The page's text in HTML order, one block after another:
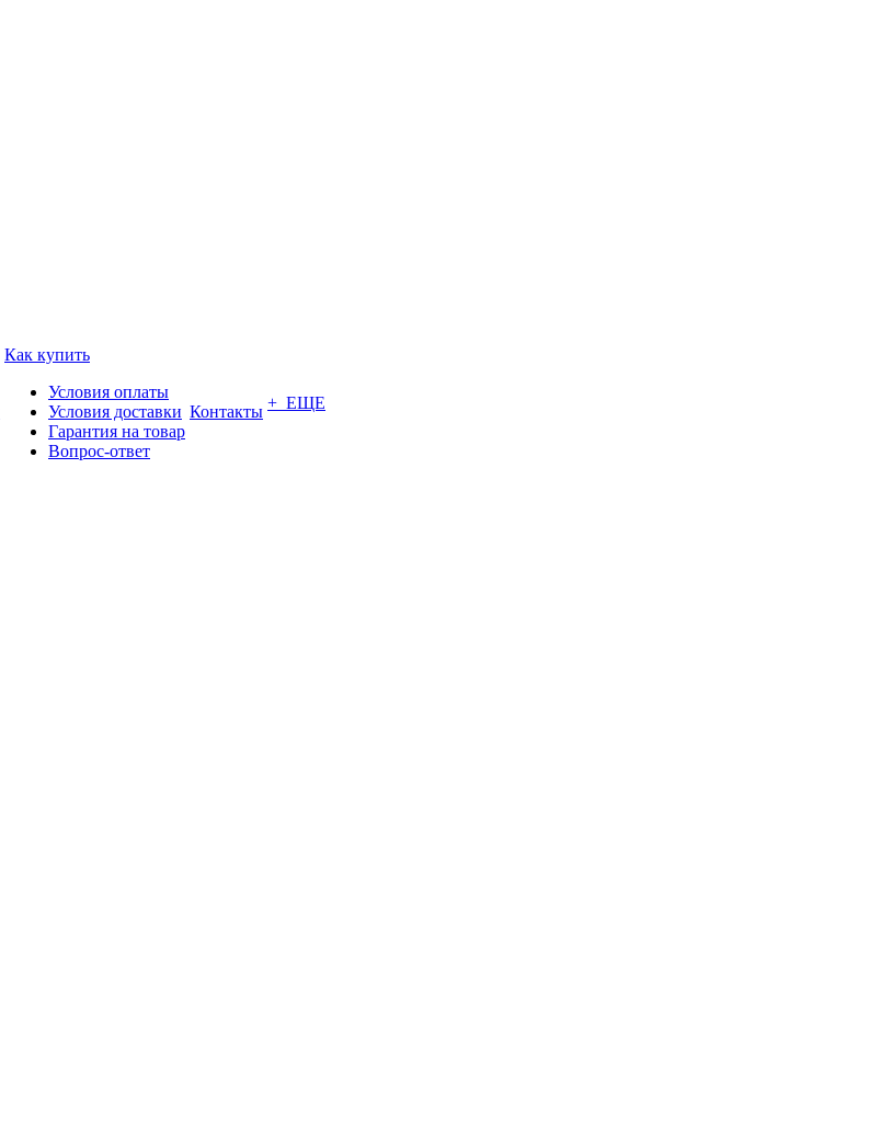
Как купить
Условия оплаты
Условия доставки
Гарантия на товар
Вопрос-ответ
Контакты + ЕЩЕ